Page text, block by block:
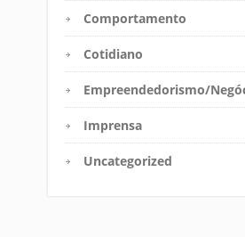
Comportamento
Cotidiano
Empreendedorismo/
Imprensa
Uncategorized